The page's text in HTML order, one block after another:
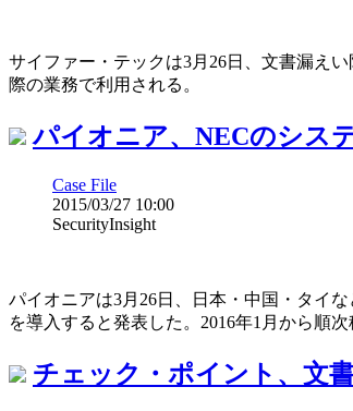
サイファー・テックは3月26日、文書漏え
際の業務で利用される。
パイオニア、NECのシス
Case File
2015/03/27 10:00
SecurityInsight
パイオニアは3月26日、日本・中国・タイ
を導入すると発表した。2016年1月から順次
チェック・ポイント、文